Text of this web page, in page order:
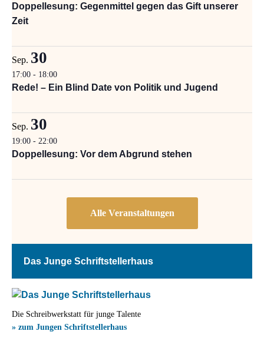
Doppellesung: Gegenmittel gegen das Gift unserer
Zeit
Sep. 30
17:00 - 18:00
Rede! – Ein Blind Date von Politik und Jugend
Sep. 30
19:00 - 22:00
Doppellesung: Vor dem Abgrund stehen
Das Junge Schriftstellerhaus
Die Schreibwerkstatt für junge Talente
» zum Jungen Schriftstellerhaus